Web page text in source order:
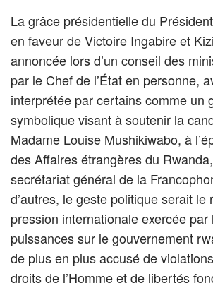
La grâce présidentielle du
en faveur de Victoire Ingabire et
annoncée lors d’un conseil des
par le Chef de l’État en personne,
interprétée par certains comme un
symbolique visant à soutenir la
Madame Louise Mushikiwabo, à
des Affaires étrangères du
secrétariat général de la
d’autres, le geste politique serait le
pression internationale exercée
puissances sur le gouvernement
de plus en plus accusé de
droits de l’Homme et de libertés